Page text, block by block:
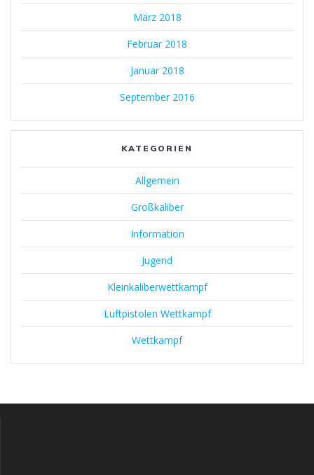
März 2018
Februar 2018
Januar 2018
September 2016
KATEGORIEN
Allgemein
Großkaliber
Information
Jugend
Kleinkaliberwettkampf
Luftpistolen Wettkampf
Wettkampf